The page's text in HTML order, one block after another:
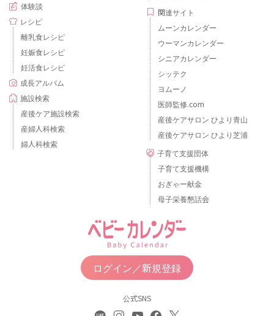
体験談
レシピ
離乳食レシピ
妊娠食レシピ
妊活食レシピ
成長アルバム
施設検索
産後ケア施設検索
産婦人科検索
婦人科検索
関連サイト
ムーンカレンダー
ウーマンカレンダー
シニアカレンダー
シッテク
ヨムーノ
医師監修.com
産後ケアサロン ひより青山
産後ケアサロン ひより芝浦
子育て支援団体
子育て支援機構
おぎゃー献金
母子栄養懇話会
ログイン／新規登録
公式SNS